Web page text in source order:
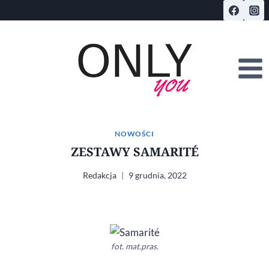
do
NOWOŚCI
ZESTAWY SAMARITÉ
Redakcja 9 grudnia, 2022
fot. mat.pras.